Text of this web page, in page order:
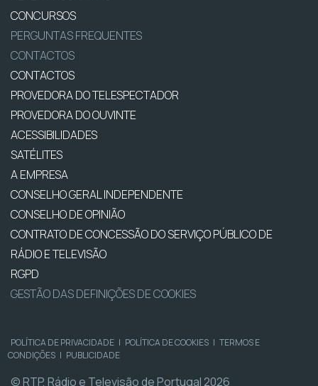
CONCURSOS
PERGUNTAS FREQUENTES
CONTACTOS
CONTACTOS
PROVEDORA DO TELESPECTADOR
PROVEDORA DO OUVINTE
ACESSIBILIDADES
SATÉLITES
A EMPRESA
CONSELHO GERAL INDEPENDENTE
CONSELHO DE OPINIÃO
CONTRATO DE CONCESSÃO DO SERVIÇO PÚBLICO DE
RÁDIO E TELEVISÃO
RGPD
GESTÃO DAS DEFINIÇÕES DE COOKIES
POLÍTICA DE PRIVACIDADE | POLÍTICA DE COOKIES | TERMOS E
CONDIÇÕES | PUBLICIDADE
© RTP, Rádio e Televisão de Portugal 2026